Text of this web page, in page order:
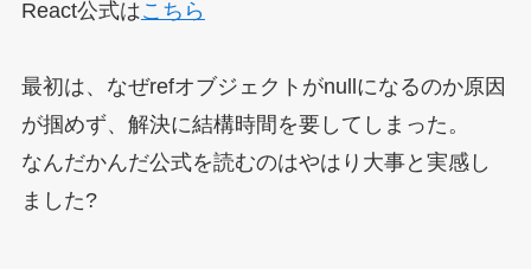
React公式はこちら
最初は、なぜrefオブジェクトがnullになるのか原因
が掴めず、解決に結構時間を要してしまった。
なんだかんだ公式を読むのはやはり大事と実感し
ました?